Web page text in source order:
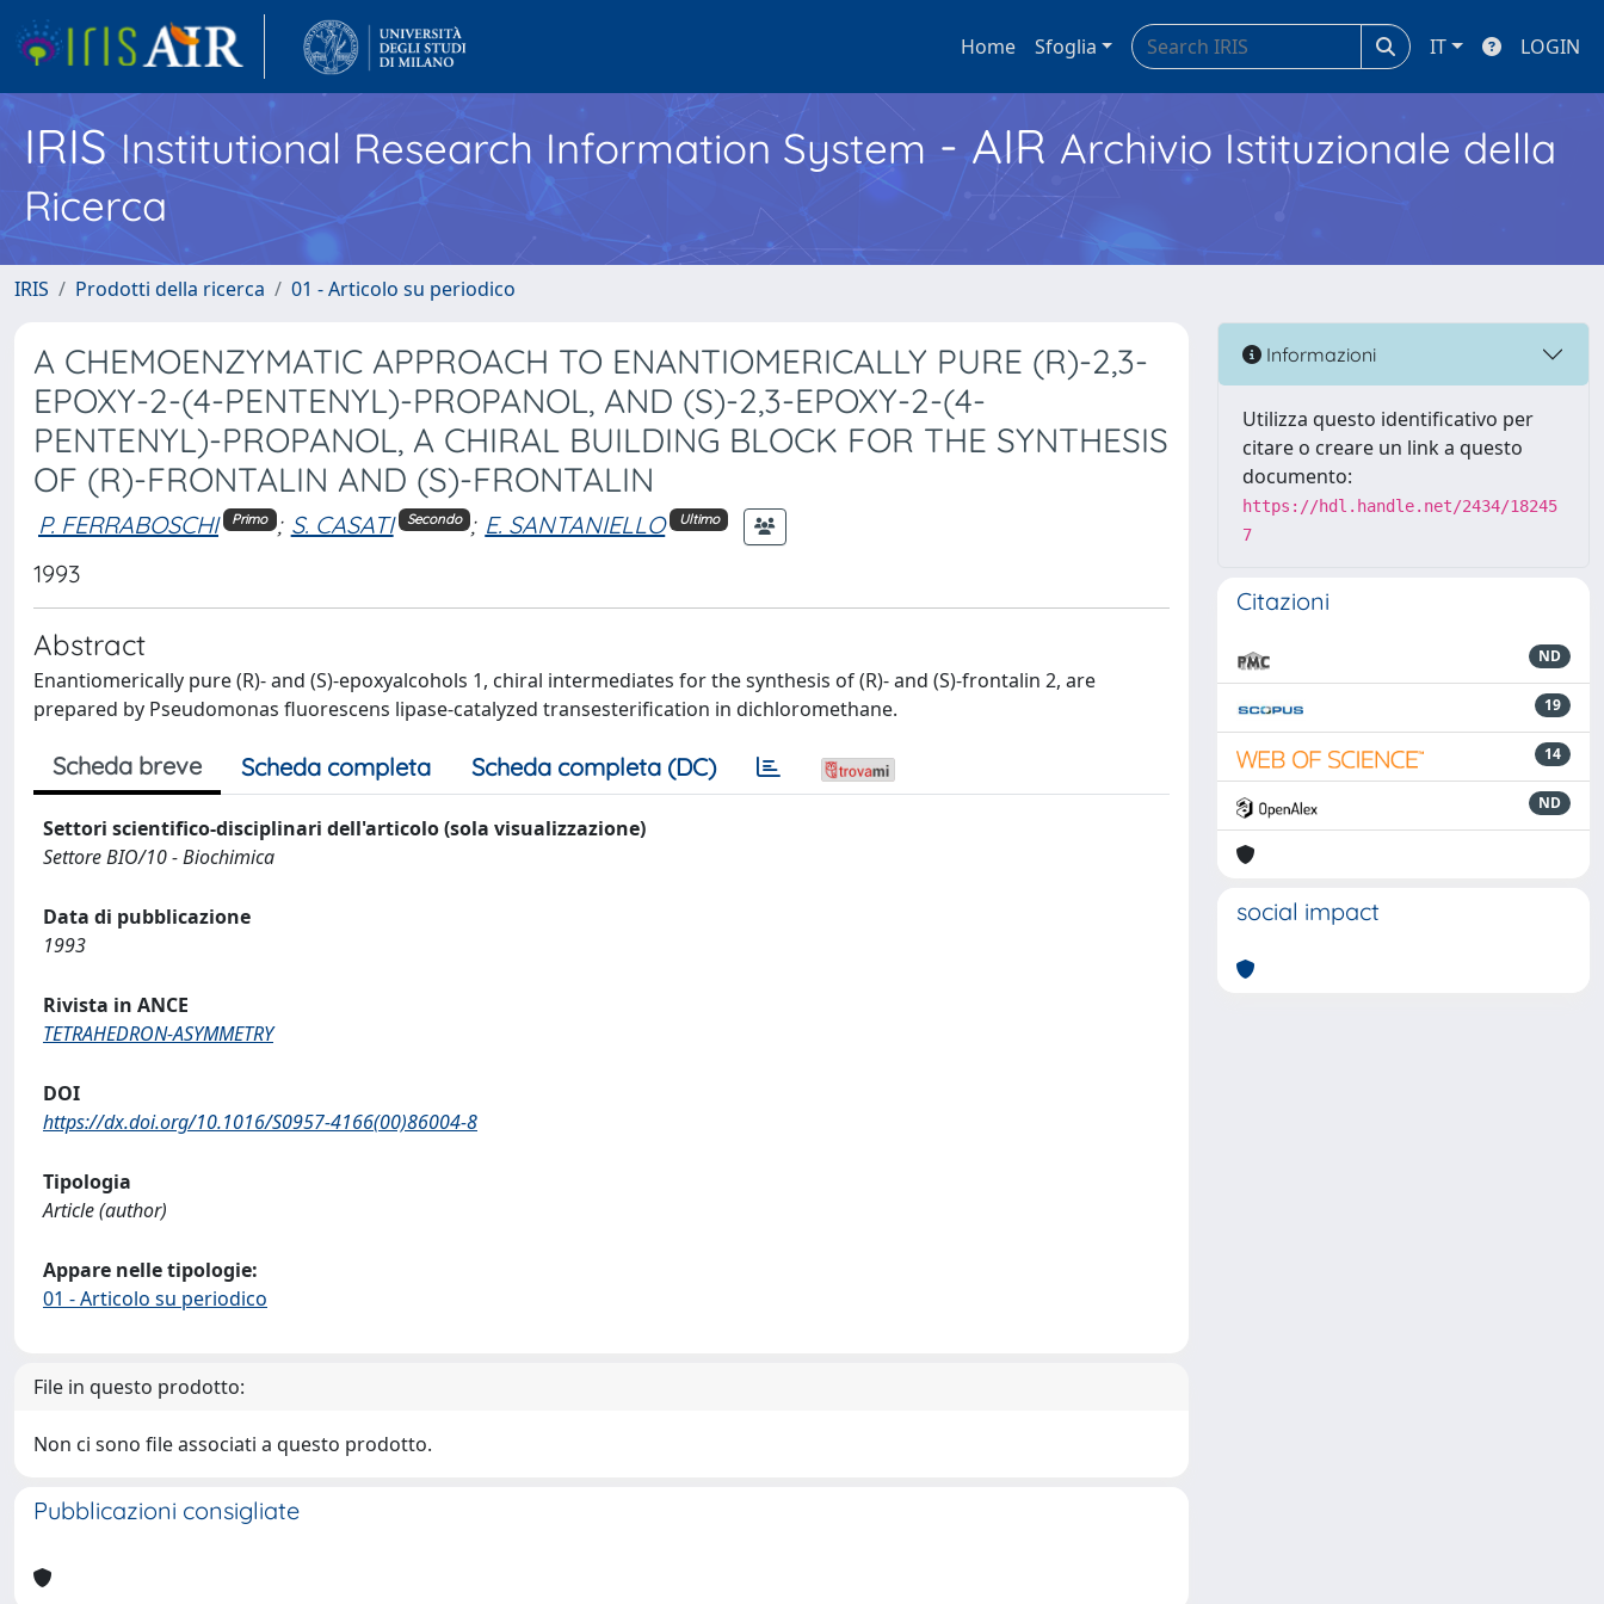
Home Sfoglia IT LOGIN
IRISInstitutional Research Information System - AIR Archivio Istituzionale della
Ricerca
IRIS Prodotti della ricerca 01 - Articolo su periodico
A CHEMOENZYMATIC APPROACH TO ENANTIOMERICALLY PURE (R)-2,3-
EPOXY-2-(4-PENTENYL)-PROPANOL, AND (S)-2,3-EPOXY-2-(4-
PENTENYL)-PROPANOL, A CHIRAL BUILDING BLOCK FOR THE SYNTHESIS
OF (R)-FRONTALIN AND (S)-FRONTALIN
P. FERRABOSCHI Primo ; S. CASATI Secondo ; E. SANTANIELLO Ultimo
1993
Abstract
Enantiomerically pure (R)- and (S)-epoxyalcohols 1, chiral intermediates for the synthesis of (R)- and (S)-frontalin 2, are
prepared by Pseudomonas fluorescens lipase-catalyzed transesterification in dichloromethane.
Scheda breve Scheda completa Scheda completa (DC)
Settori scientifico-disciplinari dell'articolo (sola visualizzazione)
Settore BIO/10 - Biochimica
Data di pubblicazione
1993
Rivista in ANCE
TETRAHEDRON-ASYMMETRY
DOI
https://dx.doi.org/10.1016/S0957-4166(00)86004-8
Tipologia
Article (author)
Appare nelle tipologie:
01 - Articolo su periodico
File in questo prodotto:
Non ci sono file associati a questo prodotto.
Pubblicazioni consigliate
Informazioni
Utilizza questo identificativo per
citare o creare un link a questo
documento:
https://hdl.handle.net/2434/18245
7
Citazioni
ND
19
14
ND
social impact